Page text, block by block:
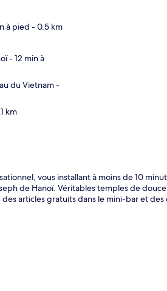
à pied - 0.5 km
- 12 min à
du Vietnam-
km
vous installant à moins de 10
de Hanoï. Véritables temples de
articles gratuits dans le mini-bar et des